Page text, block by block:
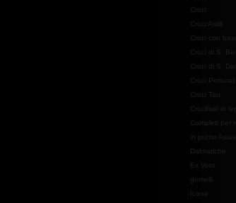
Croci
Croci Astili
Croci con base
Croci di S.
Croci di S.
Croci Pettorali
Croci Tau
Crocifissi in
Completi per
in punto Assisi
Dalmatiche
Ex Voto
gemelli
Icone